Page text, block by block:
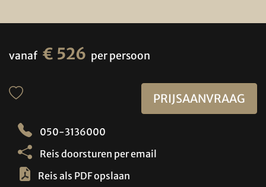
vanaf € 526 per persoon
PRIJSAANVRAAG
050-3136000
Reis doorsturen per email
Reis als PDF opslaan